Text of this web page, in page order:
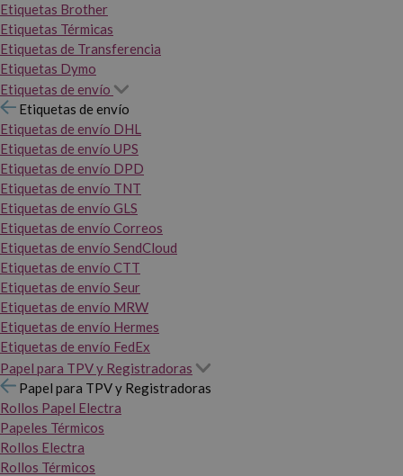
Etiquetas Brother
Etiquetas Térmicas
Etiquetas de Transferencia
Etiquetas Dymo
Etiquetas de envío
Etiquetas de envío
Etiquetas de envío DHL
Etiquetas de envío UPS
Etiquetas de envío DPD
Etiquetas de envío TNT
Etiquetas de envío GLS
Etiquetas de envío Correos
Etiquetas de envío SendCloud
Etiquetas de envío CTT
Etiquetas de envío Seur
Etiquetas de envío MRW
Etiquetas de envío Hermes
Etiquetas de envío FedEx
Papel para TPV y Registradoras
Papel para TPV y Registradoras
Rollos Papel Electra
Papeles Térmicos
Rollos Electra
Rollos Térmicos